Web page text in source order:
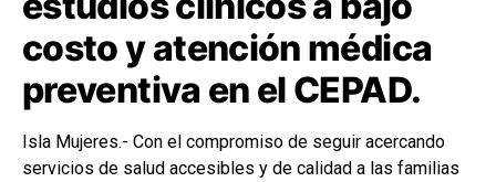
costo y atención médica
preventiva en el CEPAD.
Isla Mujeres.- Con el compromiso de seguir acercando
servicios de salud accesibles y de calidad a las familias